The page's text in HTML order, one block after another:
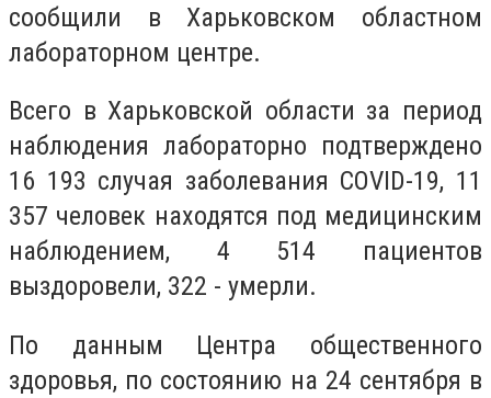
сообщили в Харьковском областном
лабораторном центре.
Всего в Харьковской области за период
наблюдения лабораторно подтверждено
16 193 случая заболевания COVID-19, 11
357 человек находятся под медицинским
наблюдением, 4 514 пациентов
выздоровели, 322 - умерли.
По данным Центра общественного
здоровья, по состоянию на 24 сентября в